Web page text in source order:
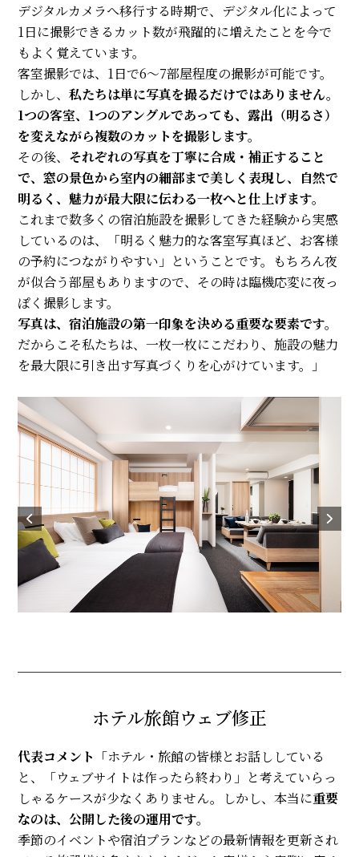
デジタルカメラへ移行する時期で、デジタル化によって
1日に撮影できるカット数が飛躍的に増えたことを今で
もよく覚えています。
客室撮影では、1日で6～7部屋程度の撮影が可能です。
しかし、私たちは単に写真を撮るだけではありません。
1つの客室、1つのアングルであっても、露出（明るさ）
を変えながら複数のカットを撮影します。
その後、 それぞれの写真を丁寧に合成・補正すること
で、窓の景色から室内の細部まで美しく表現し、自然で
明るく、魅力が最大限に伝わる一枚へと仕上げます。
これまで数多くの宿泊施設を撮影してきた経験から実感
しているのは、「明るく魅力的な客室写真ほど、お客様
の予約につながりやすい」ということです。もちろん夜
が似合う部屋もありますので、その時は臨機応変に夜っ
ぽく撮影します。
写真は、宿泊施設の第一印象を決める重要な要素です。
だからこそ私たちは、一枚一枚にこだわり、施設の魅力
を最大限に引き出す写真づくりを心がけています。」
ホテル旅館ウェブ修正
代表コメント 「ホテル・旅館の皆様とお話ししている
と、「ウェブサイトは作ったら終わり」と考えていらっ
しゃるケースが少なくありません。しかし、本当に重要
なのは、公開した後の運用です。
季節のイベントや宿泊プランなどの最新情報を更新され